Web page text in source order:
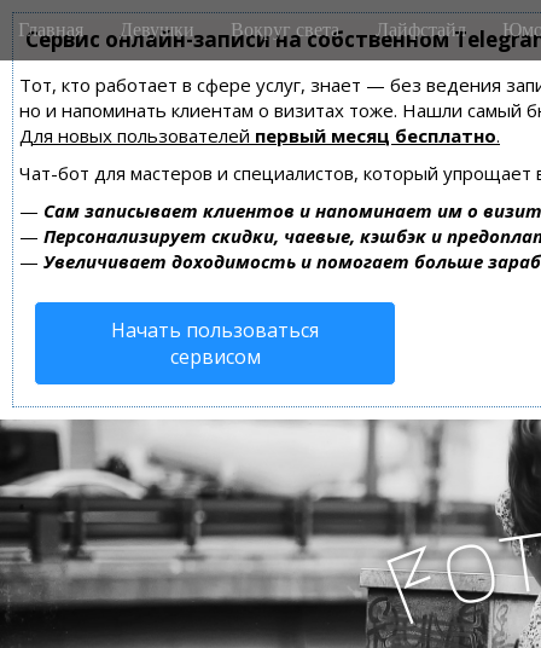
Сервис онлайн-записи на собственном
Тот, кто работает в сфере услуг, знает — без ведения
но и напоминать клиентам о визитах тоже. Нашли самый
Для новых пользователей первый месяц бесплатно.
Чат-бот для мастеров и специалистов, который упрощает
— Сам записывает клиентов и напоминает им о
— Персонализирует скидки, чаевые, кэшбэк и
— Увеличивает доходимость и помогает больше
Начать пользоваться
сервисом
M
a
n
m
e
n
u
i
Главная Девушки Вокруг света Лайфстайл
Fo